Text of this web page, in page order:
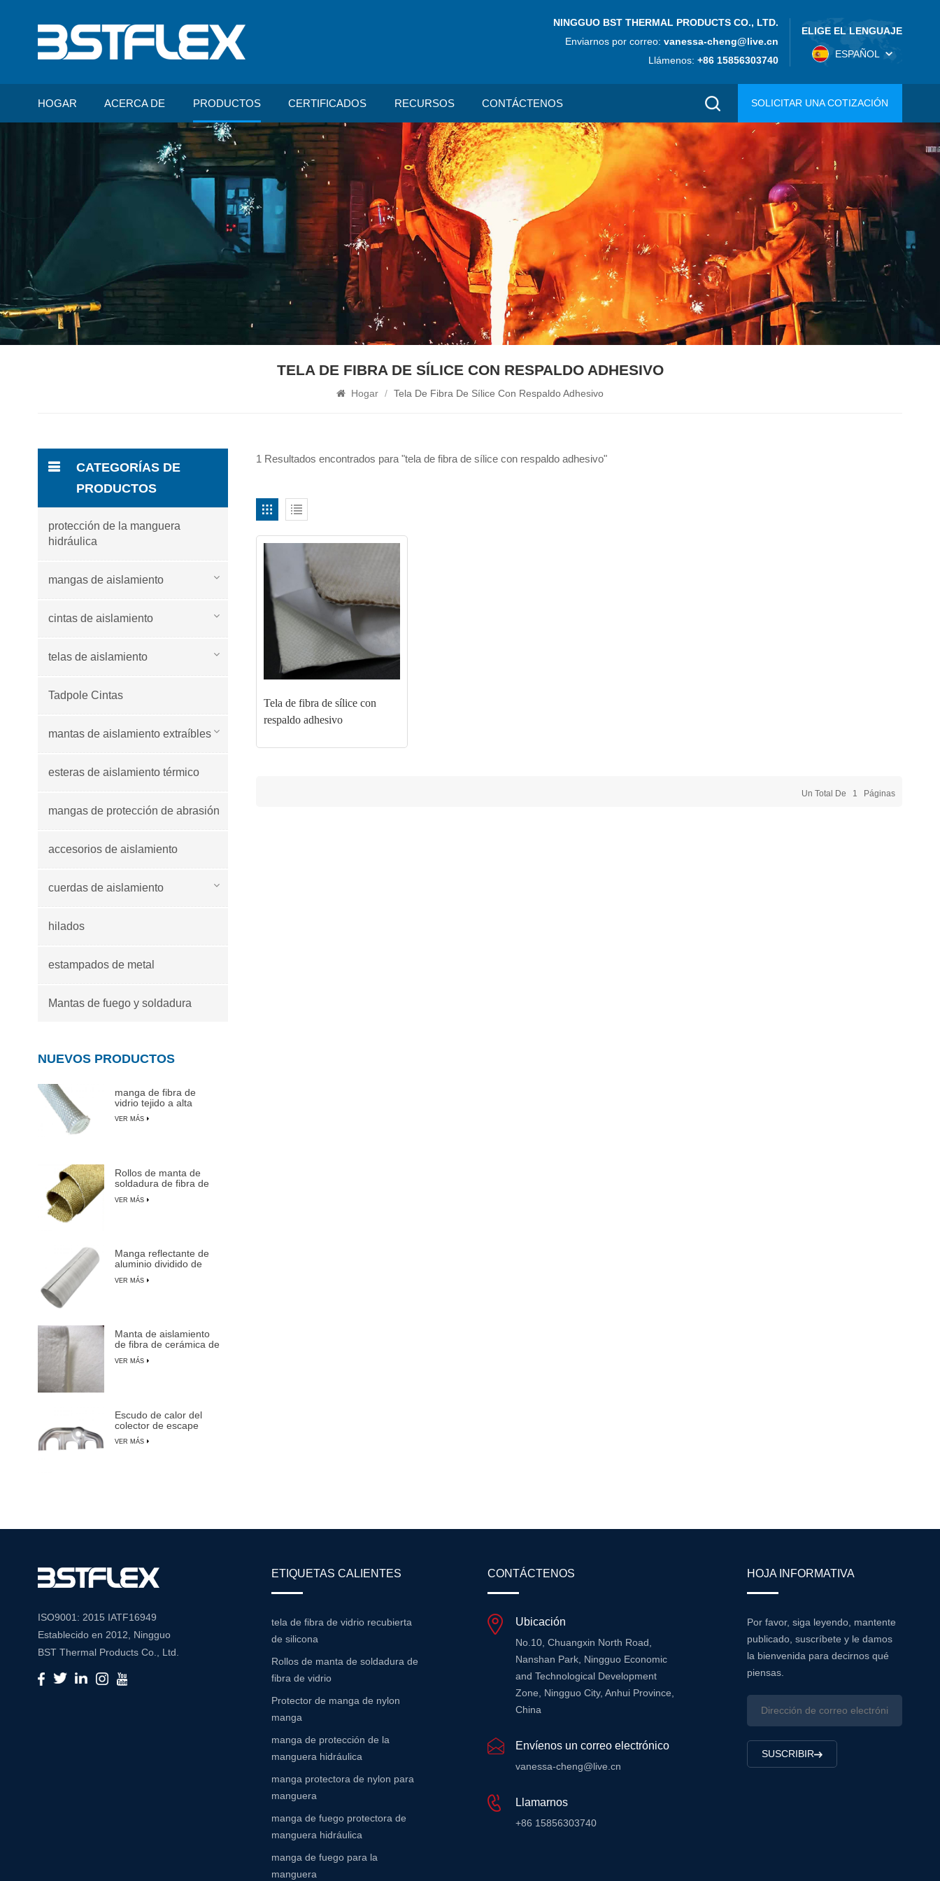
NINGGUO BST THERMAL PRODUCTS CO., LTD.
Enviarnos por correo:vanessa-cheng@live.cn
Llámenos:+86 15856303740
ELIGE EL LENGUAJE
ESPAÑOL
HOGAR ACERCA DE PRODUCTOS CERTIFICADOS RECURSOS CONTÁCTENOS SOLICITAR UNA COTIZACIÓN
TELA DE FIBRA DE SÍLICE CON RESPALDO ADHESIVO
Hogar / Tela De Fibra De Sílice Con Respaldo Adhesivo
1 Resultados encontrados para "tela de fibra de sílice con respaldo adhesivo"
Tela de fibra de sílice con
respaldo adhesivo
Un Total De 1 Páginas
CATEGORÍAS DE
PRODUCTOS
protección de la manguera
hidráulica
mangas de aislamiento
cintas de aislamiento
telas de aislamiento
Tadpole Cintas
mantas de aislamiento extraíbles
esteras de aislamiento térmico
mangas de protección de abrasión
accesorios de aislamiento
cuerdas de aislamiento
hilados
estampados de metal
Mantas de fuego y soldadura
NUEVOS PRODUCTOS
manga de fibra de
vidrio tejido a alta
temperatura
VER MÁS
Rollos de manta de
soldadura de fibra de
vidrio recubiertas de
vermiculita
VER MÁS
Manga reflectante de
aluminio dividido de
aluminio
VER MÁS
Manta de aislamiento
de fibra de cerámica de
alta temperatura
VER MÁS
Escudo de calor del
colector de escape
para automóviles,
camiones y SUV
VER MÁS
ISO9001: 2015 IATF16949
Establecido en 2012, Ningguo
BST Thermal Products Co., Ltd.
es un fabricante líder
especializado en soluciones
ETIQUETAS CALIENTES
tela de fibra de vidrio recubierta
de silicona
Rollos de manta de soldadura de
fibra de vidrio
Protector de manga de nylon
manga
manga de protección de la
manguera hidráulica
manga protectora de nylon para
manguera
manga de fuego protectora de
manguera hidráulica
manga de fuego para la
manguera
CONTÁCTENOS
Ubicación
No.10, Chuangxin North Road,
Nanshan Park, Ningguo Economic
and Technological Development
Zone, Ningguo City, Anhui Province,
China
Envíenos un correo electrónico
vanessa-cheng@live.cn
Llamarnos
+86 15856303740
HOJA INFORMATIVA
Por favor, siga leyendo, mantente
publicado, suscríbete y le damos
la bienvenida para decirnos qué
piensas.
SUSCRIBIR